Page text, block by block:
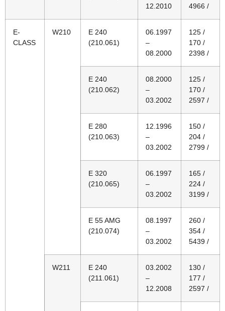
12.2010
4966 /
E-
CLASS
W210
E 240
(210.061)
06.1997
–
08.2000
125 /
170 /
2398 /
E 240
(210.062)
08.2000
–
03.2002
125 /
170 /
2597 /
E 280
(210.063)
12.1996
–
03.2002
150 /
204 /
2799 /
E 320
(210.065)
06.1997
–
03.2002
165 /
224 /
3199 /
E 55 AMG
(210.074)
08.1997
–
03.2002
260 /
354 /
5439 /
W211
E 240
(211.061)
03.2002
–
12.2008
130 /
177 /
2597 /